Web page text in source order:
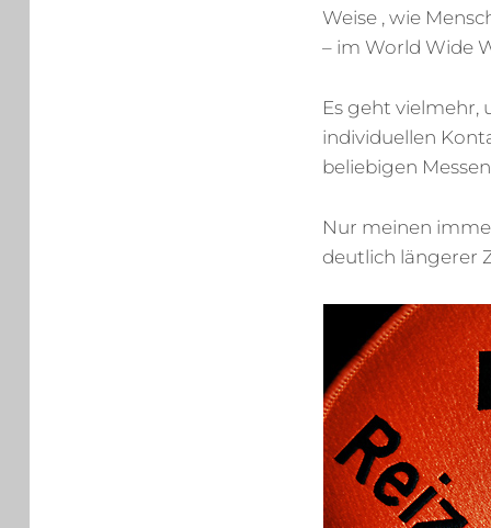
Weise , wie
– im World Wide
Es geht
individuellen
beliebigen
Nur meinen
deutlich längerer